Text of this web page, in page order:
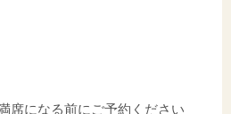
席になる前にご予約ください